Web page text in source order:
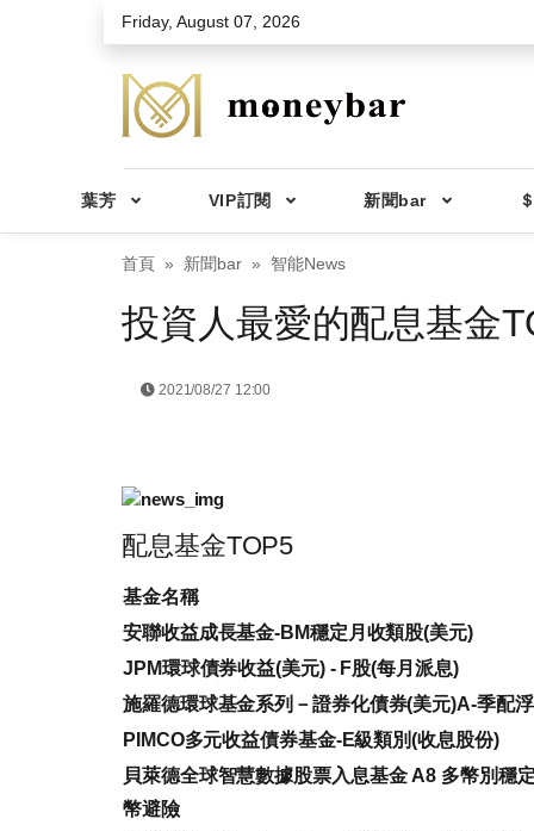
Skip to main contentFriday, August 07, 2026
葉芳 VIP訂閱 新聞bar
首頁 新聞bar 智能News
投資人最愛的配息基金
2021/08/27 12:00
配息基金TOP5
基金名稱
安聯收益成長基金-BM穩定月收類股(美元)
JPM環球債券收益(美元) - F股(每月派息)
施羅德環球基金系列－證券化債券(美元)A-季配
PIMCO多元收益債券基金-E級類別(收息股份)
貝萊德全球智慧數據股票入息基金 A8 多幣別穩
幣避險